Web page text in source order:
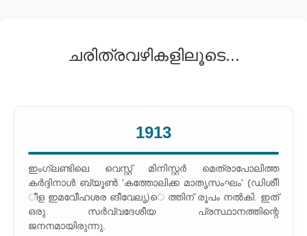
ചരിത്രവഴികളിലൂടെ...
1913
ഇംഗ്ലണ്ടിലെ വെസ്റ്റ് മിനിസ്റ്റര്‍ മെത്രാപോലിത്ത
കര്‍ദ്ദിനാള്‍ ബ്യൂണ്‍ 'കത്തോലിക്ക മാതൃസംഘം' (ഡിശീി
ീള ഇമവേീഹശര ങീവേലൃ)െ ത്തിന് രൂപം നല്‍കി. ഇത്
ഒരു സര്‍വ്വദേശീയ പ്രസ്ഥാനത്തിന്റെ
ജനനമായിരുന്നു.